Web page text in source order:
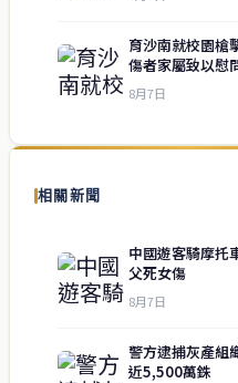
育沙南就校園槍
傷者家屬致以慰
8月7日
相關新聞
中國遊客騎摩托
父死女傷
8月7日
警方逮捕灰產組
近5,500萬銖